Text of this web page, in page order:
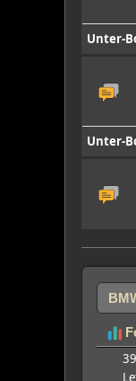
Unter-
Unter-